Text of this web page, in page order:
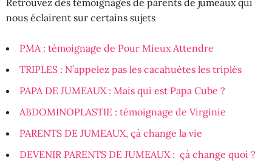
Retrouvez des témoignages de parents de jumeaux qui
nous éclairent sur certains sujets
PMA : témoignage de Pour Mieux Attendre
TRIPLES : N’appelez pas les cacahuètes les triplés
PAPA DE JUMEAUX : Mais qui est Papa Cube ?
ABDOMINOPLASTIE : témoignage de Virginie
PARENTS DE JUMEAUX, çà change la vie
DEVENIR PARENTS DE JUMEAUX : çà change quoi ?